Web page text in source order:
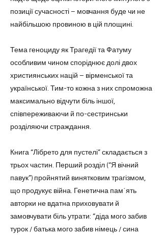
позиції сучасності – мовчання буде чи не
найбільшою провиною в цій площині.
Тема геноциду як Трагедії та Фатуму
особливим чином споріднює долі двох
християнських націй – вірменської та
української. Тим-то кожна з них спроможна
максимально відчути біль іншої,
співпереживаючи й по-сестринськи
розділяючи страждання.
Книга “Лібрето для пустелі” складається з
трьох частин. Перший розділ (“Я вічний
павук”) пройнятий винятковим трагізмом,
що продукує війна. Генетична пам´ять
авторки не вдатна приховувати й
замовчувати біль утрати: “діда мого забив
турок / батька мого забив німець / сина